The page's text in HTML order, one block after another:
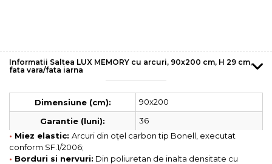
Informatii Saltea LUX MEMORY cu arcuri, 90x200 cm, H 29 cm,
fata vara/fata iarna
Dimensiune (cm):
90x200
Garantie (luni):
36
• Miez elastic: Arcuri din oțel carbon tip Bonell, executat
conform SF.1/2006;
• Borduri si nervuri: Din poliuretan de inalta densitate cu